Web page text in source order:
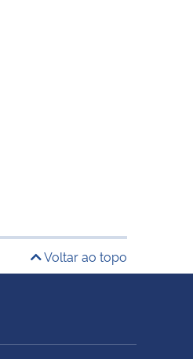
Voltar ao topo